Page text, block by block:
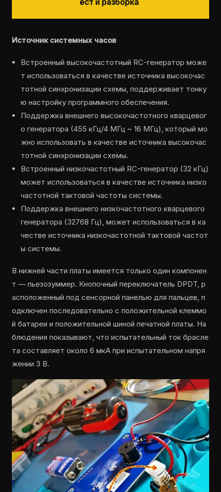
ест и разборка
Источник системных часов
Встроенный высокочастотный RC-генератор може
т использоваться в качестве источника высокочас
тотной синхронизации схемы, поддерживает тонку
ю настройку программного обеспечения.
Поддержка внешнего высокочастотного кварцевог
о генератора (455 кГц/4 МГц ~ 16 МГц), который мо
жно использовать в качестве источника высокочас
тотной синхронизации схемы.
Встроенный низкочастотный RC-генератор (32 кГц)
может использоваться в качестве источника низко
частотной тактовой частоты системы.
Поддержка внешнего низкочастотного кварцевого
генератора (32768 Гц), может использоваться в ка
честве источника низкочастотной тактовой частот
ы системы.
В нижней части платы имеется только один компонен
т — пьезозуммер. Кнопочный переключатель DPDT, р
асположенный под сенсорной панелью для пальцев, п
одключен последовательно с положительной клеммо
й батареи и положительной шиной печатной платы. На
блюдения показывают, что испытательный ток брасле
та составляет около 6 мкА при испытательном напря
жении 3 В.